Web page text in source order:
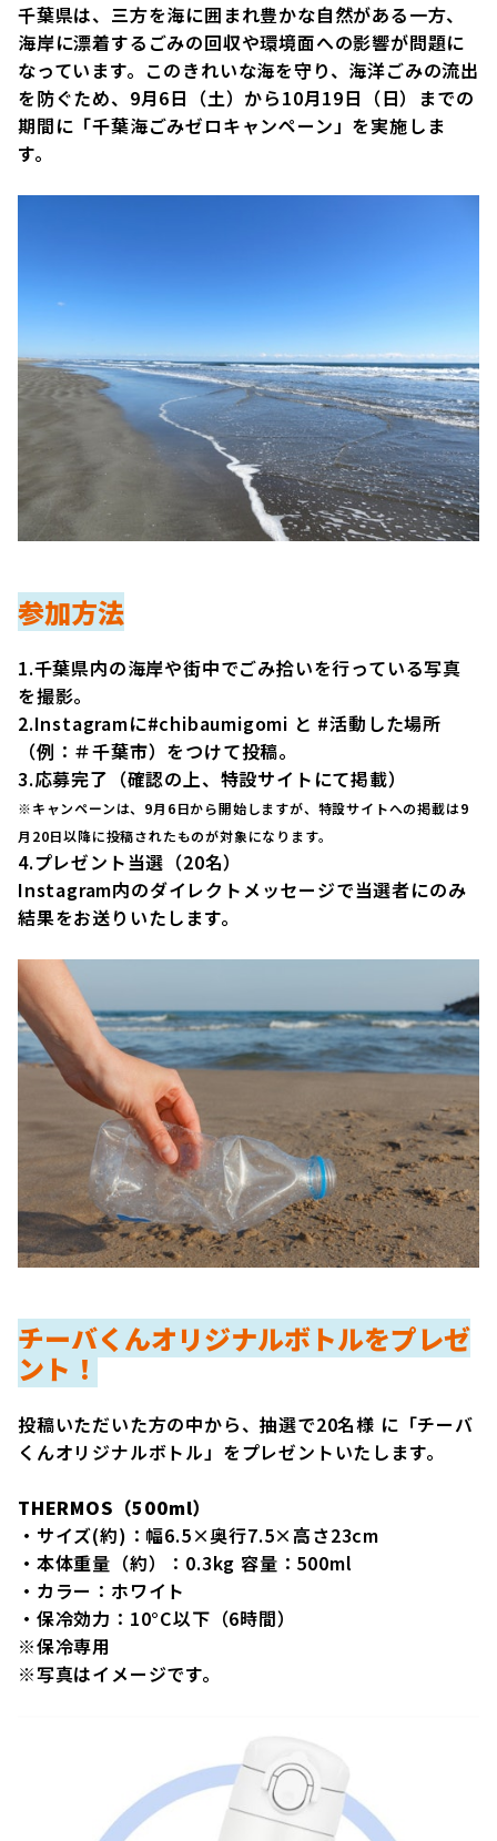
千葉県は、三方を海に囲まれ豊かな自然がある一方、
海岸に漂着するごみの回収や環境面への影響が問題に
なっています。このきれいな海を守り、海洋ごみの流出
を防ぐため、9月6日（土）から10月19日（日）までの
期間に「千葉海ごみゼロキャンペーン」を実施しま
す。
参加方法
1.千葉県内の海岸や街中でごみ拾いを行っている写真
を撮影。
2.Instagramに#chibaumigomi と #活動した場所
（例：＃千葉市）をつけて投稿。
3.応募完了（確認の上、特設サイトにて掲載）
※キャンペーンは、9月6日から開始しますが、特設サイトへの掲載は9
月20日以降に投稿されたものが対象になります。
4.プレゼント当選（20名）
Instagram内のダイレクトメッセージで当選者にのみ
結果をお送りいたします。
チーバくんオリジナルボトルをプレゼ
ント！
投稿いただいた方の中から、抽選で20名様 に「チーバ
くんオリジナルボトル」をプレゼントいたします。
THERMOS（500ml）
・サイズ(約)：幅6.5×奥行7.5×高さ23cm
・本体重量（約）：0.3kg 容量：500ml
・カラー：ホワイト
・保冷効力：10°C以下（6時間）
※保冷専用
※写真はイメージです。